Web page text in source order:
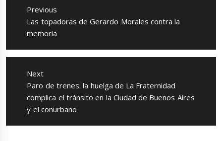
entradas
Previous
Previous
post:
Las topadoras de Gerardo Morales contra la
memoria
Next
Next
post:
Paro de trenes: la huelga de La Fraternidad
complica el tránsito en la Ciudad de Buenos Aires
y el conurbano